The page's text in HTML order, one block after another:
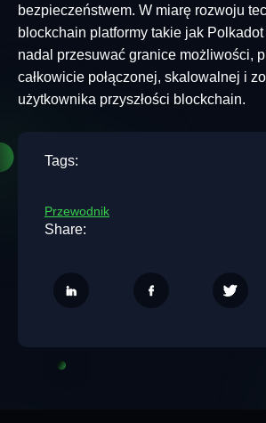
bezpieczeństwem. W miarę rozwoju
blockchain platformy takie jak
nadal przesuwać granice możliwości,
całkowicie połączonej, skalowalnej i
użytkownika przyszłości blockchain.
Tags:
Przewodnik
Share: